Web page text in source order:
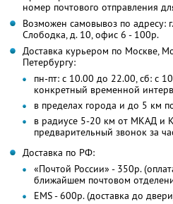
номер почтового отправления
Возможен самовывоз по адресу:
Слободка, д. 10, офис 6 - 100р.
Доставка курьером по Москве,
Петербургу:
пн-пт: с 10.00 до 22.00, сб: с
конкретный временной
в пределах города и до 5 км
в радиусе 5-20 км от МКАД и
предварительный звонок за
Доставка по РФ:
«Почтой России» - 350р.
ближайшем почтовом
EMS - 600р. (доставка до